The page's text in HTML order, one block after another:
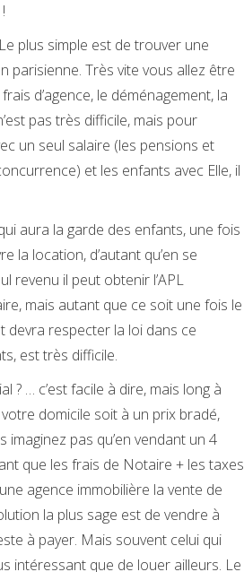
plus simple est de trouver une
parisienne. Très vite vous allez être
d’agence, le déménagement, la
pas très difficile, mais pour
un seul salaire (les pensions et
et les enfants avec Elle, il
aura la garde des enfants, une fois
la location, d’autant qu’en se
revenu il peut obtenir l’APL
mais autant que ce soit une fois le
devra respecter la loi dans ce
est très difficile.
? … c’est facile à dire, mais long à
domicile soit à un prix bradé,
pas qu’en vendant un 4
que les frais de Notaire + les taxes
agence immobilière la vente de
la plus sage est de vendre à
à payer. Mais souvent celui qui
intéressant que de louer ailleurs. Le